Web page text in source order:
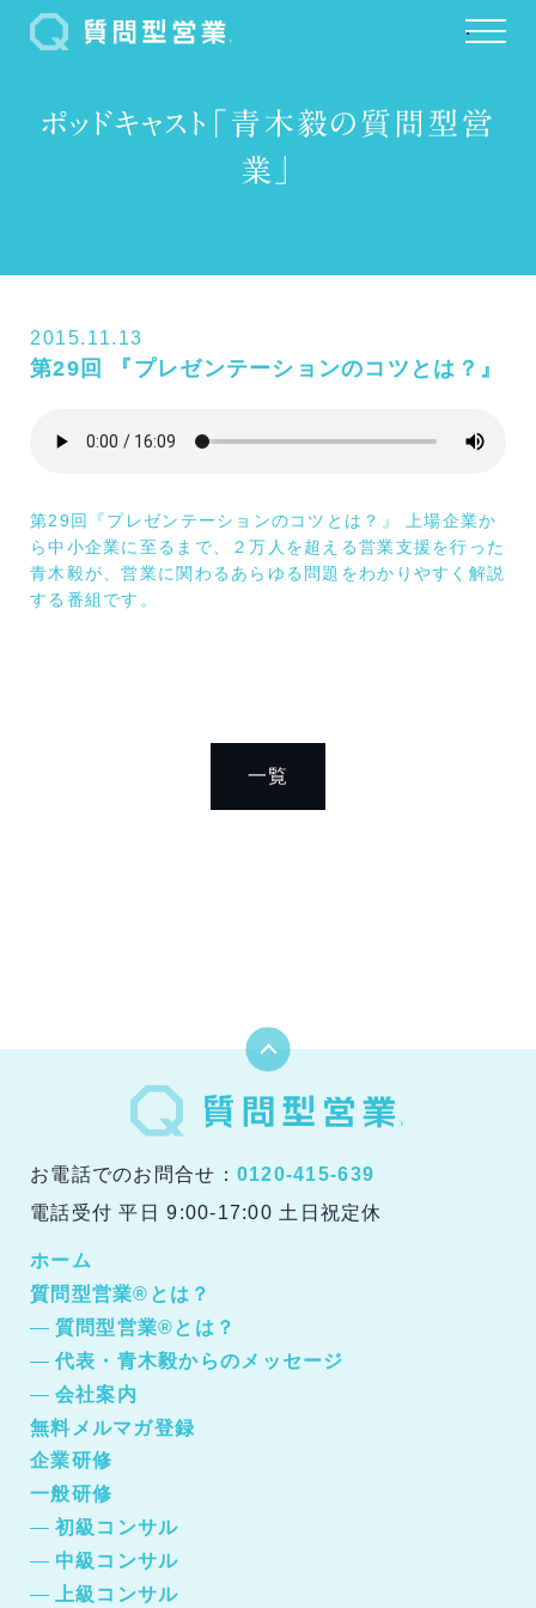
.
ポッドキャスト「青木毅の質問型営
業」
2015.11.13
第29回 『プレゼンテーションのコツとは？』
第29回『プレゼンテーションのコツとは？』 上場企業か
ら中小企業に至るまで、２万人を超える営業支援を行った
青木毅が、営業に関わるあらゆる問題をわかりやすく解説
する番組です。
一覧
お電話でのお問合せ： 0120-415-639
電話受付 平日 9:00-17:00 土日祝定休
ホーム
質問型営業®とは？
質問型営業®とは？
代表・青木毅からのメッセージ
会社案内
無料メルマガ登録
企業研修
一般研修
初級コンサル
中級コンサル
上級コンサル